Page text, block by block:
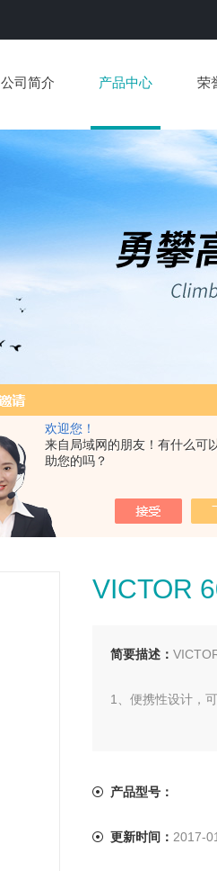
欢迎您！
来自局域网的朋友！有什么可
助您的吗？
公司简介 产品中心 荣
您现在的位置：
VICTOR
简要描述：
1、便携性设计，
产品型号：
更新时间： 2017-